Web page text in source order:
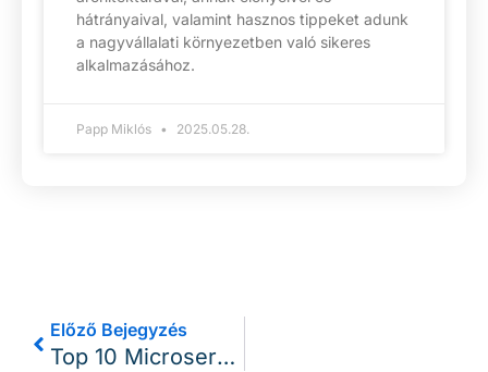
hátrányaival, valamint hasznos tippeket adunk
a nagyvállalati környezetben való sikeres
alkalmazásához.
Papp Miklós 2025.05.28.
Előző Bejegyzés
Top 10 Microservice Tervezési Minta: Backend For Frontends (BFF)